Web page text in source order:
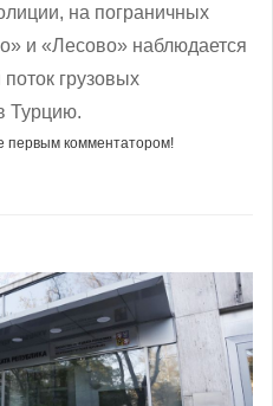
на пограничных
и «Лесово» наблюдается
грузовых
Турцию.
первым комментатором!